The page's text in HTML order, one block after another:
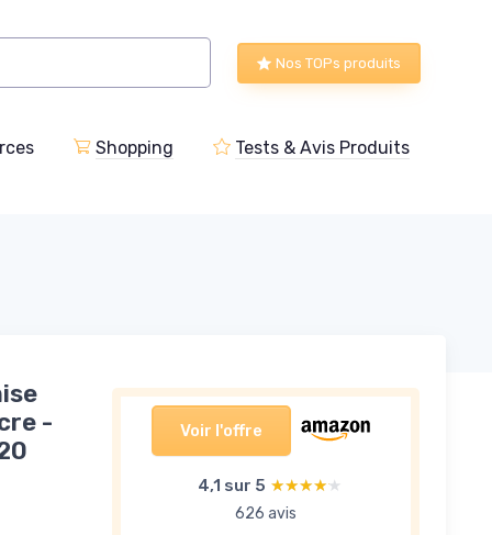
Nos TOPs produits
Shopping Tests & Avis Produits
Voir l'offre
4,1 sur 5 ★★★★★
★★★★★
626 avis
-